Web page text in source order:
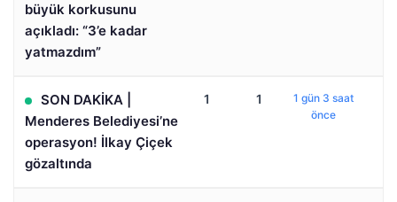
büyük korkusunu
açıkladı: “3’e kadar
yatmazdım”
SON DAKİKA |
Menderes Belediyesi’ne
operasyon! İlkay Çiçek
gözaltında
1 1
1 gün 3 saat
önce